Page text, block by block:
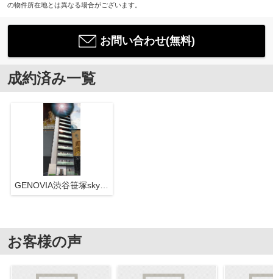
の物件所在地とは異なる場合がございます。
お問い合わせ(無料)
成約済み一覧
GENOVIA渋谷笹塚skygarden
お客様の声